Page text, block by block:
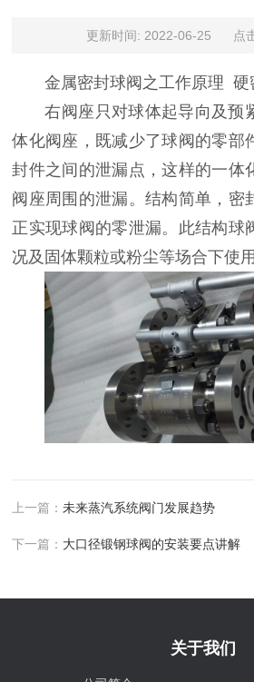
更新时间: 2022-06-25 点
金属密封球阀之工作原理 硬
右阀座只对球体起导向及预
体化阀座，既减少了球阀的零部
封件之间的泄漏点，这样的一体
阀座周围的泄漏。结构简单，密
正实现球阀的零泄漏。此结构球
况及固体颗粒或粉尘等场合下使用
上一篇：未来蒸汽系统阀门发展趋势
下一篇： 大口径锻钢球阀的安装要点讲解
关于我们